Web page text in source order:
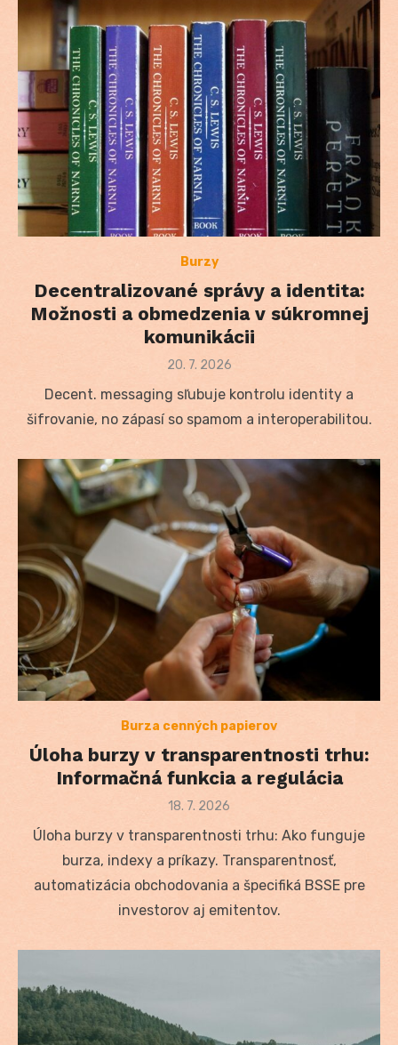
Burzy
Decentralizované správy a identita:
Možnosti a obmedzenia v súkromnej
komunikácii
Posted
20. 7. 2026
Decent. messaging sľubuje kontrolu identity a
šifrovanie, no zápasí so spamom a interoperabilitou.
Burza cenných papierov
Úloha burzy v transparentnosti trhu:
Informačná funkcia a regulácia
Posted
18. 7. 2026
Úloha burzy v transparentnosti trhu: Ako funguje
burza, indexy a príkazy. Transparentnosť,
automatizácia obchodovania a špecifiká BSSE pre
investorov aj emitentov.